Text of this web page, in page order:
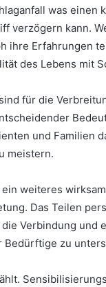
was einen
verzögern kann.
ihre Erfahrungen
des Lebens mit
für die
und Familien
meistern.
weiteres
Das Teilen
Verbindung und
Bedürftige zu